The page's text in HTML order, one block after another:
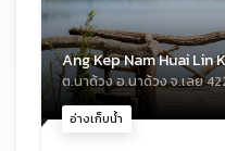
อ่างเก็บน้ำ
Ang Kep Nam Huai Lin
ต.นาด้วง อ.นาด้วง จ.เลย